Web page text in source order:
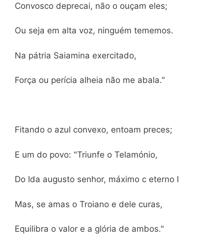
Convosco deprecai, não o ouçam eles;
Ou seja em alta voz, ninguém tememos.
Na pátria Saiamina exercitado,
Força ou perícia alheia não me abala."
Fitando o azul convexo, entoam preces;
E um do povo: "Triunfe o Telamónio,
Do Ida augusto senhor, máximo c eterno I
Mas, se amas o Troiano e dele curas,
Equilibra o valor e a glória de ambos."